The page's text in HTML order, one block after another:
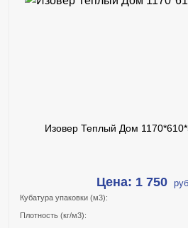
В
Изовер Теплый Дом
Цена: 1 750
Кубатура упаковки (м3):
Плотность (кг/м3):